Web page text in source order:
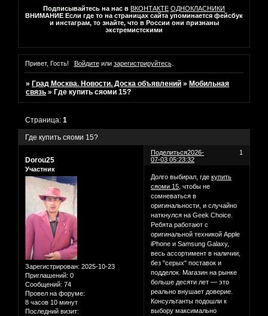
Подписывайтесь на нас в ВКОНТАКТЕ ОДНОКЛАСНИКИ
ВНИМАНИЕ Если где то на страницах сайта упоминается фейсбук
и инстаграм, то знайте, что в России они признаны
экстремистскими
Привет, Гость! Войдитеили зарегистрируйтесь.
» Град Москва. Новости. Доска объявлений » Мобильная
связь » Где купить сяоми 15?
Где купить сяоми 15?
Страница:1
Поделиться 1
2026-
07-03 05:23:32
Dorou25
Участник
Зарегистрирован: 2025-10-23
Приглашений: 0
Сообщений: 74
Провел на форуме:
8 часов 10 минут
Последний визит:
Долго выбирал, гдекупить
сяоми 15 , чтобы не
сомневаться в
оригинальности, и случайно
наткнулся на Geek Choice.
Ребята работают с
оригинальной техникой Apple
iPhone и Samsung Galaxy,
весь ассортимент в наличии,
без "серых" поставок и
подделок. Магазин на рынке
больше десяти лет — это
реально внушает доверие.
Консультанты подошли к
выбору максимально